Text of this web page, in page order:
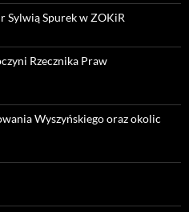
Sylwią Spurek w ZOKiR
Rzecznika Praw
Wyszyńskiego oraz okolic